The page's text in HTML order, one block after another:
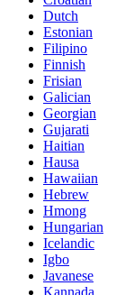
Dutch
Estonian
Filipino
Finnish
Frisian
Galician
Georgian
Gujarati
Haitian
Hausa
Hawaiian
Hebrew
Hmong
Hungarian
Icelandic
Igbo
Javanese
Kannada